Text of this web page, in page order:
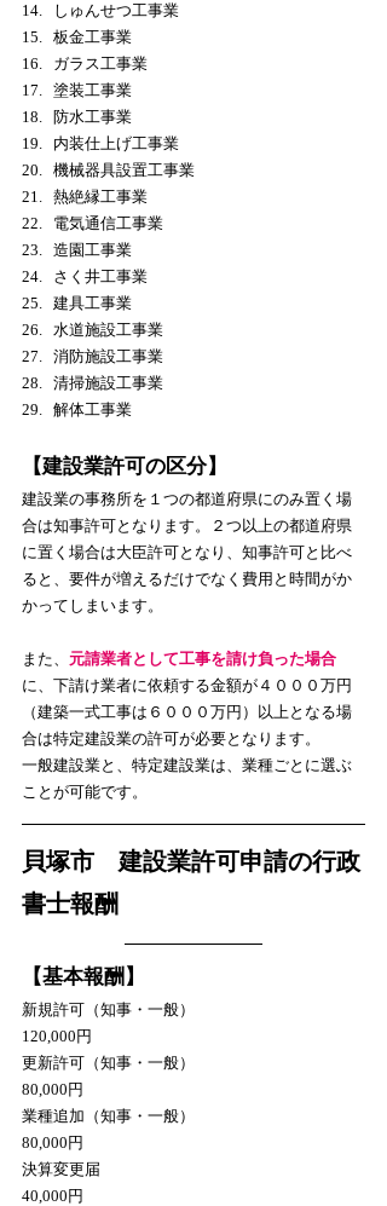
しゅんせつ工事業
板金工事業
ガラス工事業
塗装工事業
防水工事業
内装仕上げ工事業
機械器具設置工事業
熱絶縁工事業
電気通信工事業
造園工事業
さく井工事業
建具工事業
水道施設工事業
消防施設工事業
清掃施設工事業
解体工事業
【建設業許可の区分】
建設業の事務所を１つの都道府県にのみ置く場
合は知事許可となります。２つ以上の都道府県
に置く場合は大臣許可となり、知事許可と比べ
ると、要件が増えるだけでなく費用と時間がか
かってしまいます。
また、 元請業者として工事を請け負った場合
に、下請け業者に依頼する金額が４０００万円
（建築一式工事は６０００万円）以上となる場
合は特定建設業の許可が必要となります。
一般建設業と、特定建設業は、業種ごとに選ぶ
ことが可能です。
貝塚市　建設業許可申請の行政
書士報酬
【基本報酬】
新規許可（知事・一般）
120,000円
更新許可（知事・一般）
80,000円
業種追加（知事・一般）
80,000円
決算変更届
40,000円